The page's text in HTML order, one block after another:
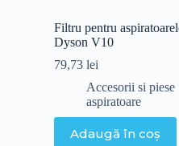
Filtru pentru
Dyson V10
79,73 lei
Accesorii si piese
aspiratoare
Adaugă în coș